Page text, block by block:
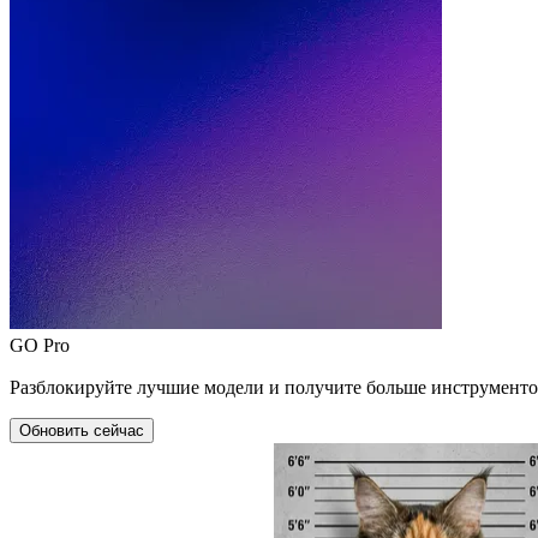
GO Pro
Разблокируйте лучшие модели и получите больше
Обновить сейчас